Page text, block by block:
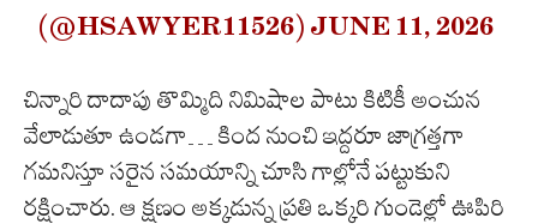
(@HSAWYER11526)JUNE 11, 2026
చిన్నారి దాదాపు తొమ్మిది నిమిషాల పాటు కిటికీ అంచున
వేలాడుతూ ఉండగా… కింద నుంచి ఇద్దరూ జాగ్రత్తగా
గమనిస్తూ సరైన సమయాన్ని చూసి గాల్లోనే పట్టుకుని
రక్షించారు. ఆ క్షణం అక్కడున్న ప్రతి ఒక్కరి గుండెల్లో ఊపిరి